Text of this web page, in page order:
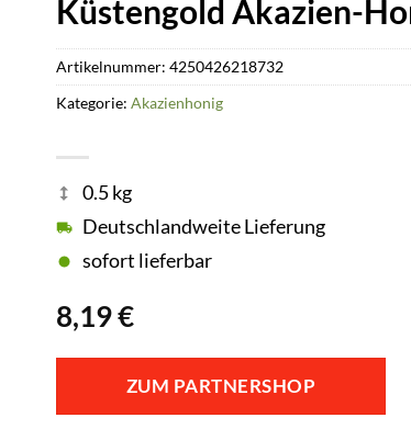
Küstengold Akazien-
8,19€
0.5 kg
Deutschlandweite Lieferung
sofort lieferbar
ZUM PARTNERSHOP
Artikelnummer:4250426218732
Kategorie:Akazienhonig